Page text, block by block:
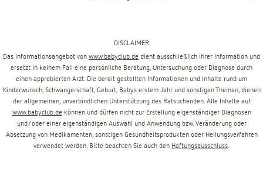
DISCLAIMER
Das Informationsangebot von www.babyclub.de dient ausschließlich Ihrer Information und
ersetzt in keinem Fall eine persönliche Beratung, Untersuchung oder Diagnose durch
einen approbierten Arzt. Die bereit gestellten Informationen und Inhalte rund um
Kinderwunsch, Schwangerschaft, Geburt, Babys erstem Jahr und sonstigen Themen, dienen
der allgemeinen, unverbindlichen Unterstützung des Ratsuchenden. Alle Inhalte auf
www.babyclub.de können und dürfen nicht zur Erstellung eigenständiger Diagnosen
und/oder einer eigenständigen Auswahl und Anwendung bzw. Veränderung oder
Absetzung von Medikamenten, sonstigen Gesundheitsprodukten oder Heilungsverfahren
verwendet werden. Bitte beachten Sie auch den Haftungsausschluss.